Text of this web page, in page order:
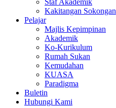
Staf Akademik
Kakitangan Sokongan
Pelajar
Majlis Kepimpinan
Akademik
Ko-Kurikulum
Rumah Sukan
Kemudahan
KUASA
Paradigma
Buletin
Hubungi Kami